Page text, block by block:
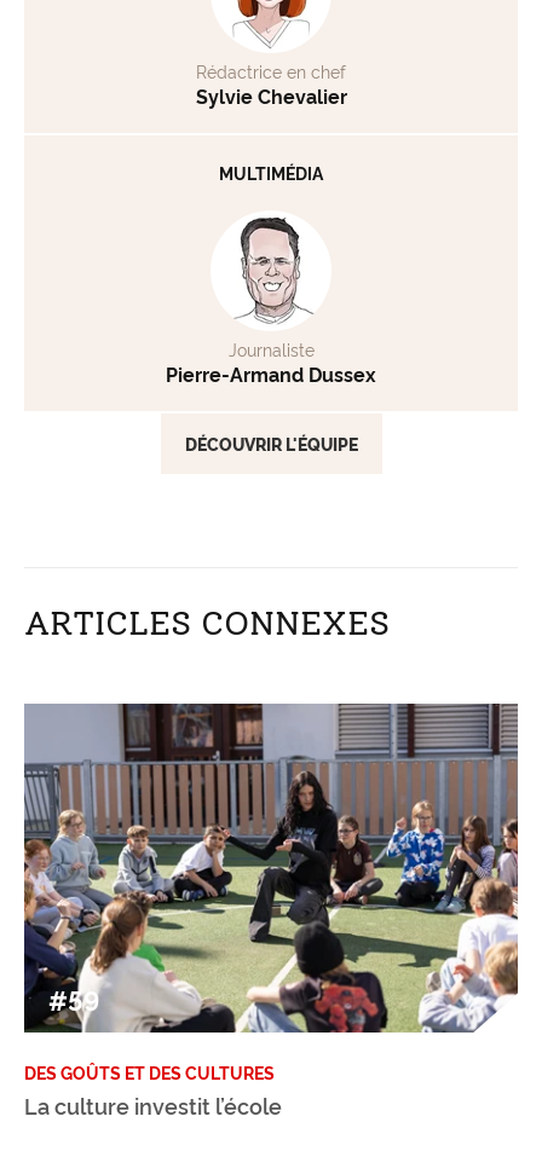
Rédactrice en chef
Sylvie Chevalier
MULTIMÉDIA
Journaliste
Pierre-Armand Dussex
DÉCOUVRIR L'ÉQUIPE
ARTICLES CONNEXES
#59
DES GOÛTS ET DES CULTURES
La culture investit l’école